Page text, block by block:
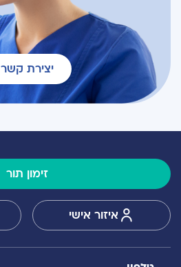
יצירת קשר
זימון תור
איזור אישי